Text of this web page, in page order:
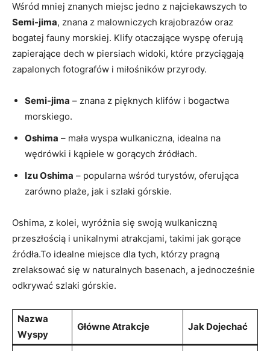
Wśród mniej znanych miejsc jedno z najciekawszych to
Semi-jima, znana z malowniczych krajobrazów oraz
bogatej fauny morskiej. Klify otaczające wyspę oferują
zapierające dech w piersiach widoki, które przyciągają
zapalonych fotografów i miłośników przyrody.
Semi-jima – znana z pięknych klifów i bogactwa
morskiego.
Oshima – mała wyspa wulkaniczna, idealna na
wędrówki i kąpiele w gorących źródłach.
Izu Oshima – popularna wśród turystów, oferująca
zarówno plaże, jak i szlaki górskie.
Oshima, z kolei, wyróżnia się swoją wulkaniczną
przeszłością i unikalnymi atrakcjami, takimi jak gorące
źródła.To idealne miejsce dla tych, którzy pragną
zrelaksować się w naturalnych basenach, a jednocześnie
odkrywać szlaki górskie.
Nazwa
Wyspy
Główne Atrakcje Jak Dojechać